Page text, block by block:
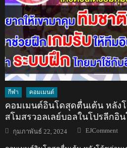
กีฬา คอมเมนต์
คอมเมนต์อินโดสุดตื่นเต้น หลัง
สโมสรวอลเลย์บอลในโปรลีกอิน
Posted
on
กุมภาพันธ์ 22, 2024 Author
EJComment